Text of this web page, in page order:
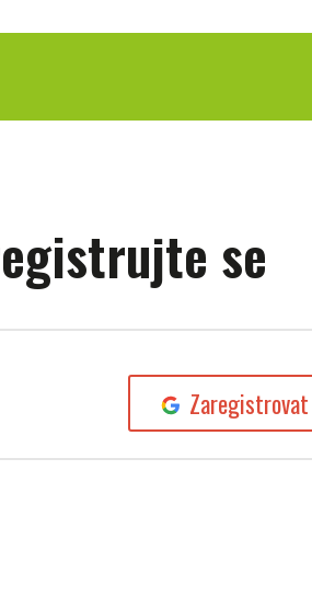
se